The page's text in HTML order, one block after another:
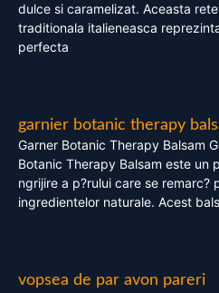
dulce si caramelizat. Aceasta
traditionala italieneasca
perfecta
garnier botanic therapy
Garner Botanic Therapy Balsam
Botanic Therapy Balsam este un
ngrijire a p?rului care se remarc?
ingredientelor naturale. Acest
vopsea de par avon pareri